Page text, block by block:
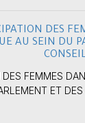
DES
AU SEIN DU
DES FEMMES
ET